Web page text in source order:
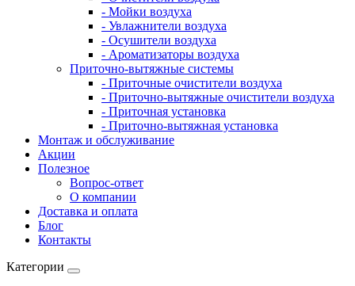
- Мойки воздуха
- Увлажнители воздуха
- Осушители воздуха
- Ароматизаторы воздуха
Приточно-вытяжные системы
- Приточные очистители воздуха
- Приточно-вытяжные очистители воздуха
- Приточная установка
- Приточно-вытяжная установка
Монтаж и обслуживание
Акции
Полезное
Вопрос-ответ
О компании
Доставка и оплата
Блог
Контакты
Категории